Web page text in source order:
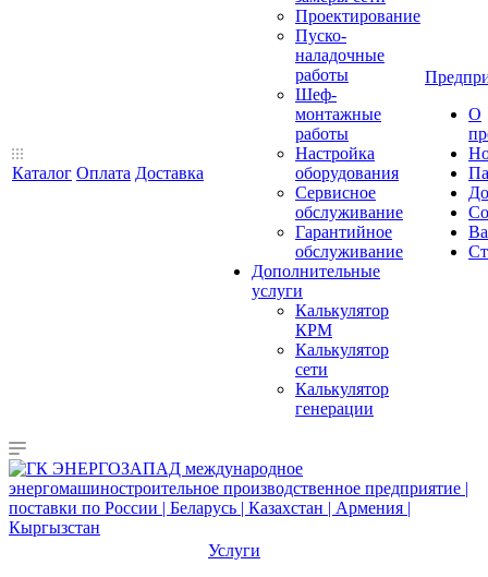
Каталог Оплата Доставка
Проектирование
Пуско-
наладочные
работы
Шеф-
монтажные
работы
Настройка
оборудования
Сервисное
обслуживание
Гарантийное
обслуживание
Дополнительные
услуги
Калькулятор
КРМ
Калькулятор
сети
Калькулятор
генерации
О
Услуги